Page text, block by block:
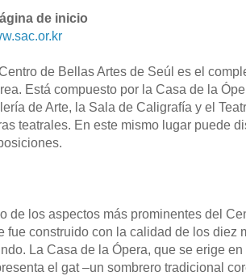
de inicio
de Bellas Artes de Seúl es el
Está compuesto por la Casa de la
de Arte, la Sala de Caligrafía y el
teatrales. En este mismo lugar puede
de los aspectos más prominentes del
fue construido con la calidad de los diez
La Casa de la Ópera, que se erige
el gat –un sombrero tradicional